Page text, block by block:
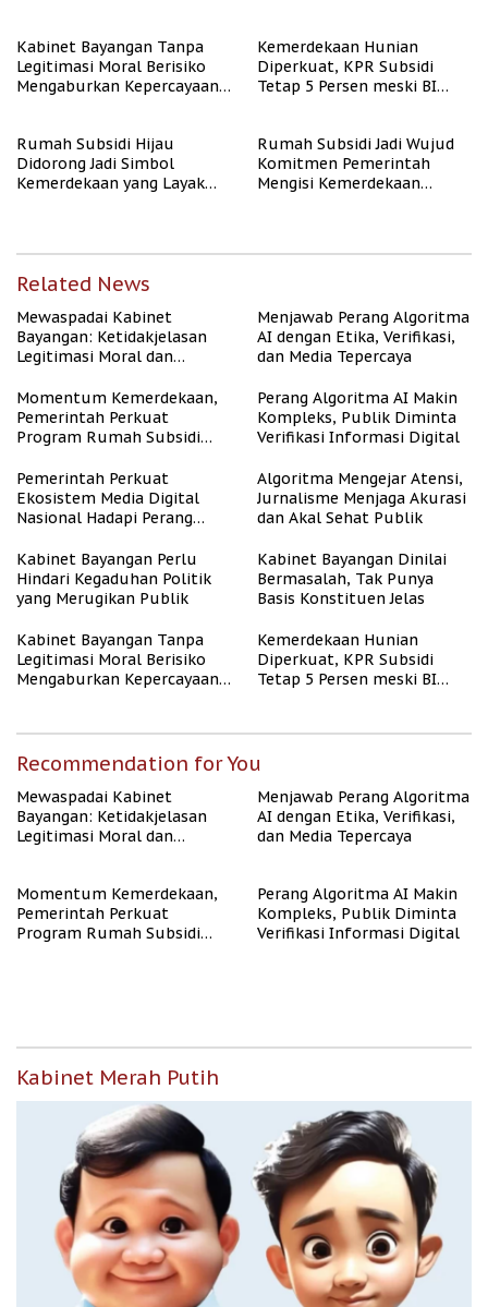
Kabinet Bayangan Tanpa
Legitimasi Moral Berisiko
Mengaburkan Kepercayaan
Kemerdekaan Hunian
Diperkuat, KPR Subsidi
Tetap 5 Persen meski BI
Rumah Subsidi Hijau
Didorong Jadi Simbol
Kemerdekaan yang Layak
Rumah Subsidi Jadi Wujud
Komitmen Pemerintah
Mengisi Kemerdekaan
Related News
Mewaspadai Kabinet
Bayangan: Ketidakjelasan
Legitimasi Moral dan
Menjawab Perang Algoritma
AI dengan Etika, Verifikasi,
dan Media Tepercaya
Momentum Kemerdekaan,
Pemerintah Perkuat
Program Rumah Subsidi
Berpenghasilan Rendah
Perang Algoritma AI Makin
Kompleks, Publik Diminta
Verifikasi Informasi Digital
Pemerintah Perkuat
Ekosistem Media Digital
Nasional Hadapi Perang
Algoritma Mengejar Atensi,
Jurnalisme Menjaga Akurasi
dan Akal Sehat Publik
Kabinet Bayangan Perlu
Hindari Kegaduhan Politik
yang Merugikan Publik
Kabinet Bayangan Dinilai
Bermasalah, Tak Punya
Basis Konstituen Jelas
Kabinet Bayangan Tanpa
Legitimasi Moral Berisiko
Mengaburkan Kepercayaan
Kemerdekaan Hunian
Diperkuat, KPR Subsidi
Tetap 5 Persen meski BI
Recommendation for You
Mewaspadai Kabinet
Bayangan: Ketidakjelasan
Legitimasi Moral dan
Menjawab Perang Algoritma
AI dengan Etika, Verifikasi,
dan Media Tepercaya
Momentum Kemerdekaan,
Pemerintah Perkuat
Program Rumah Subsidi
Perang Algoritma AI Makin
Kompleks, Publik Diminta
Verifikasi Informasi Digital
Kabinet Merah Putih